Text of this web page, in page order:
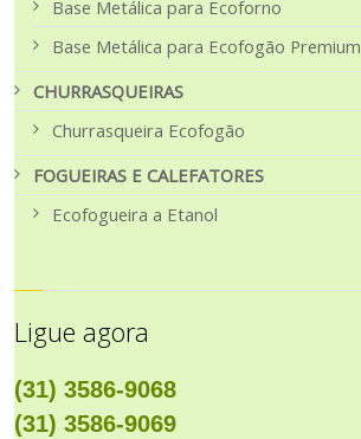
Base Metálica para Ecoforno
Base Metálica para Ecofogão Premium
CHURRASQUEIRAS
Churrasqueira Ecofogão
FOGUEIRAS E CALEFATORES
Ecofogueira a Etanol
Ligue agora
(31) 3586-9068
(31) 3586-9069